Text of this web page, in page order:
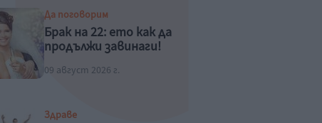
Да поговорим
Брак на 22: ето как да
продължи завинаги!
09 август 2026 г.
Здраве